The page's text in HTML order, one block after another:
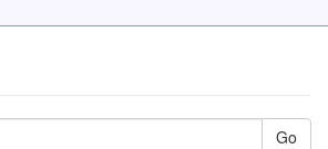
Go